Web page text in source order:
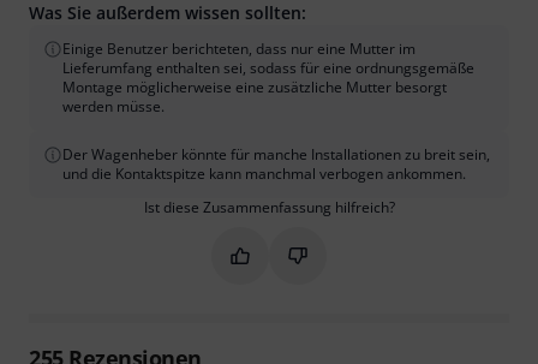
Was Sie außerdem wissen sollten:
Einige Benutzer berichteten, dass nur eine Mutter im
Lieferumfang enthalten sei, sodass für eine ordnungsgemäße
Montage möglicherweise eine zusätzliche Mutter besorgt
werden müsse.
Der Wagenheber könnte für manche Installationen zu breit sein,
und die Kontaktspitze kann manchmal verbogen ankommen.
Ist diese Zusammenfassung hilfreich?
Markieren Sie diese
Markieren Sie diese
255Rezensionen